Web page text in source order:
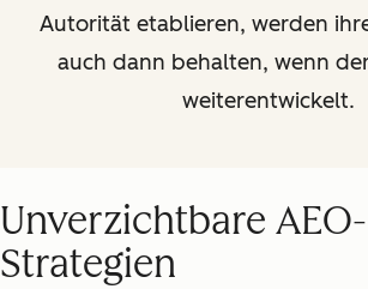
Autorität etablieren, werden
auch dann behalten, wenn
weiterentwickelt.
Unverzichtbare AEO-
Strategien